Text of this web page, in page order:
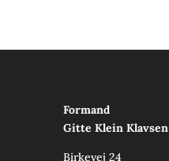
Formand
Gitte Klein Klavsen
Birkevej 24